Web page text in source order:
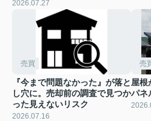
2026.07.27
売買
『今まで問題なかった』が落と
し穴に。売却前の調査で見つか
った見えないリスク
2026.07.16
売
屋根
パネ